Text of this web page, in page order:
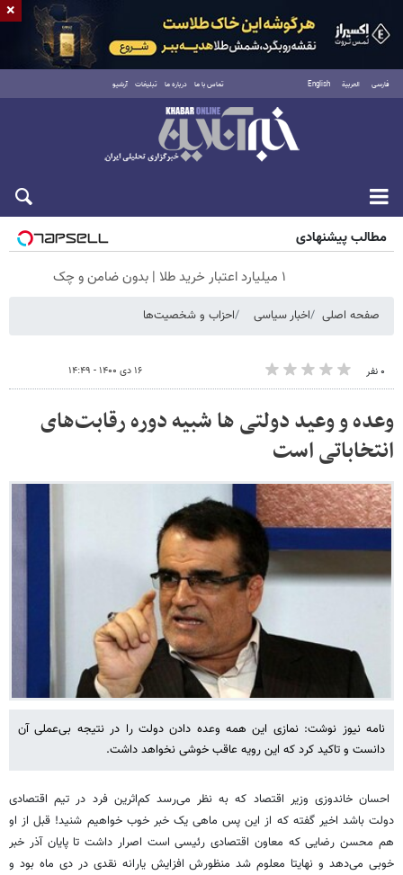
فارسی العربية English تماس با ما درباره ما تبلیغات آرشیو
جمعه ۱۶ مرداد ۱۴۰۵
مطالب پیشنهادی
۱ میلیارد اعتبار خرید طلا | بدون ضامن و چک
صفحه اصلی اخبار سیاسی احزاب و شخصیت‌ها
۰ نفر ۱۶ دی ۱۴۰۰ - ۱۴:۴۹
وعده و وعید دولتی ها شبیه دوره رقابت‌های
انتخاباتی است
نامه نیوز نوشت: نمازی این همه وعده دادن دولت را در نتیجه بی‌عملی آن
دانست و تاکید کرد که این رویه عاقب خوشی نخواهد داشت.
احسان خاندوزی وزیر اقتصاد که به نظر می‌رسد کم‌اثرین فرد در تیم اقتصادی
دولت باشد اخیر گفته که از این پس ماهی یک خبر خوب خواهیم شنید! قبل از او
هم محسن رضایی که معاون اقتصادی رئیسی است اصرار داشت تا پایان آذر خبر
خوبی می‌دهد و نهایتا معلوم شد منظورش افزایش یارانه نقدی در دی ماه بود و
×